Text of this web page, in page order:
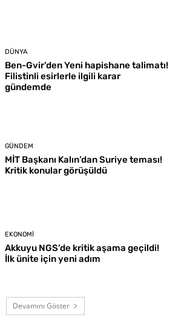
DÜNYA
Ben-Gvir’den Yeni hapishane talimatı!
Filistinli esirlerle ilgili karar
gündemde
GÜNDEM
MİT Başkanı Kalın’dan Suriye teması!
Kritik konular görüşüldü
EKONOMI
Akkuyu NGS’de kritik aşama geçildi!
İlk ünite için yeni adım
Devamını Göster